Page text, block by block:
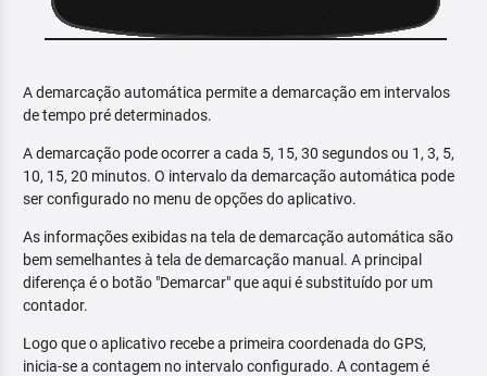
A demarcação automática permite a demarcação em intervalos
de tempo pré determinados.
A demarcação pode ocorrer a cada 5, 15, 30 segundos ou 1, 3, 5,
10, 15, 20 minutos. O intervalo da demarcação automática pode
ser configurado no menu de opções do aplicativo.
As informações exibidas na tela de demarcação automática são
bem semelhantes à tela de demarcação manual. A principal
diferença é o botão "Demarcar" que aqui é substituído por um
contador.
Logo que o aplicativo recebe a primeira coordenada do GPS,
inicia-se a contagem no intervalo configurado. A contagem é